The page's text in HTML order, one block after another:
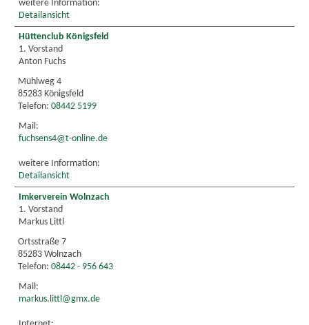
weitere Information:
Detailansicht
Hüttenclub Königsfeld
1. Vorstand
Anton Fuchs
Mühlweg 4
85283 Königsfeld
Telefon: 08442 5199
Mail:
fuchsens4@t-online.de
weitere Information:
Detailansicht
Imkerverein Wolnzach
1. Vorstand
Markus Littl
Ortsstraße 7
85283 Wolnzach
Telefon: 08442 - 956 643
Mail:
markus.littl@gmx.de